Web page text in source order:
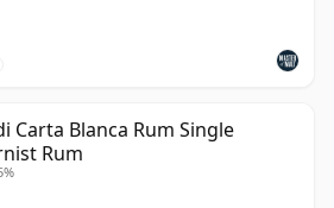
Carta Blanca Rum Single
Rum